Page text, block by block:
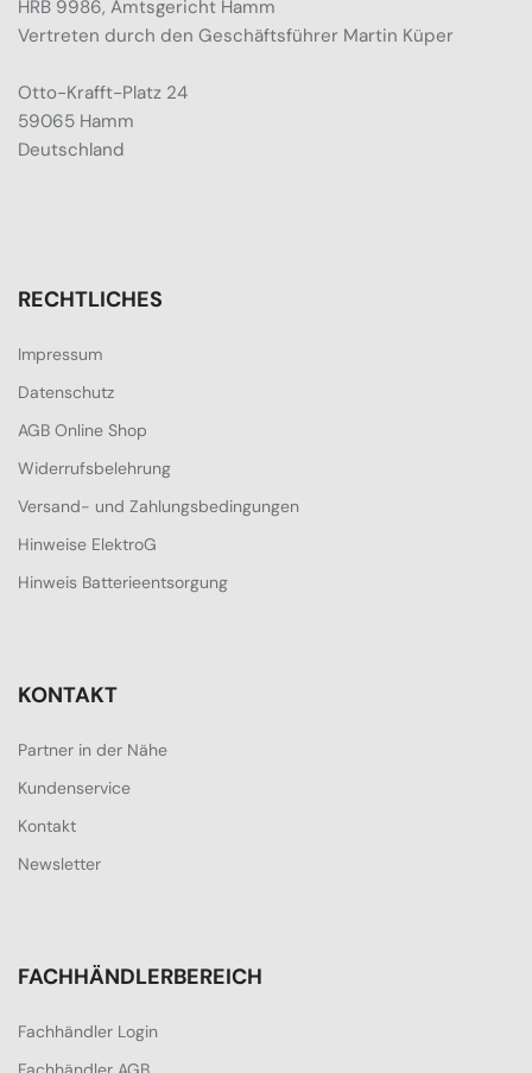
HRB 9986, Amtsgericht Hamm
Vertreten durch den Geschäftsführer Martin Küper
Otto-Krafft-Platz 24
59065 Hamm
Deutschland
RECHTLICHES
Impressum
Datenschutz
AGB Online Shop
Widerrufsbelehrung
Versand- und Zahlungsbedingungen
Hinweise ElektroG
Hinweis Batterieentsorgung
KONTAKT
Partner in der Nähe
Kundenservice
Kontakt
Newsletter
FACHHÄNDLERBEREICH
Fachhändler Login